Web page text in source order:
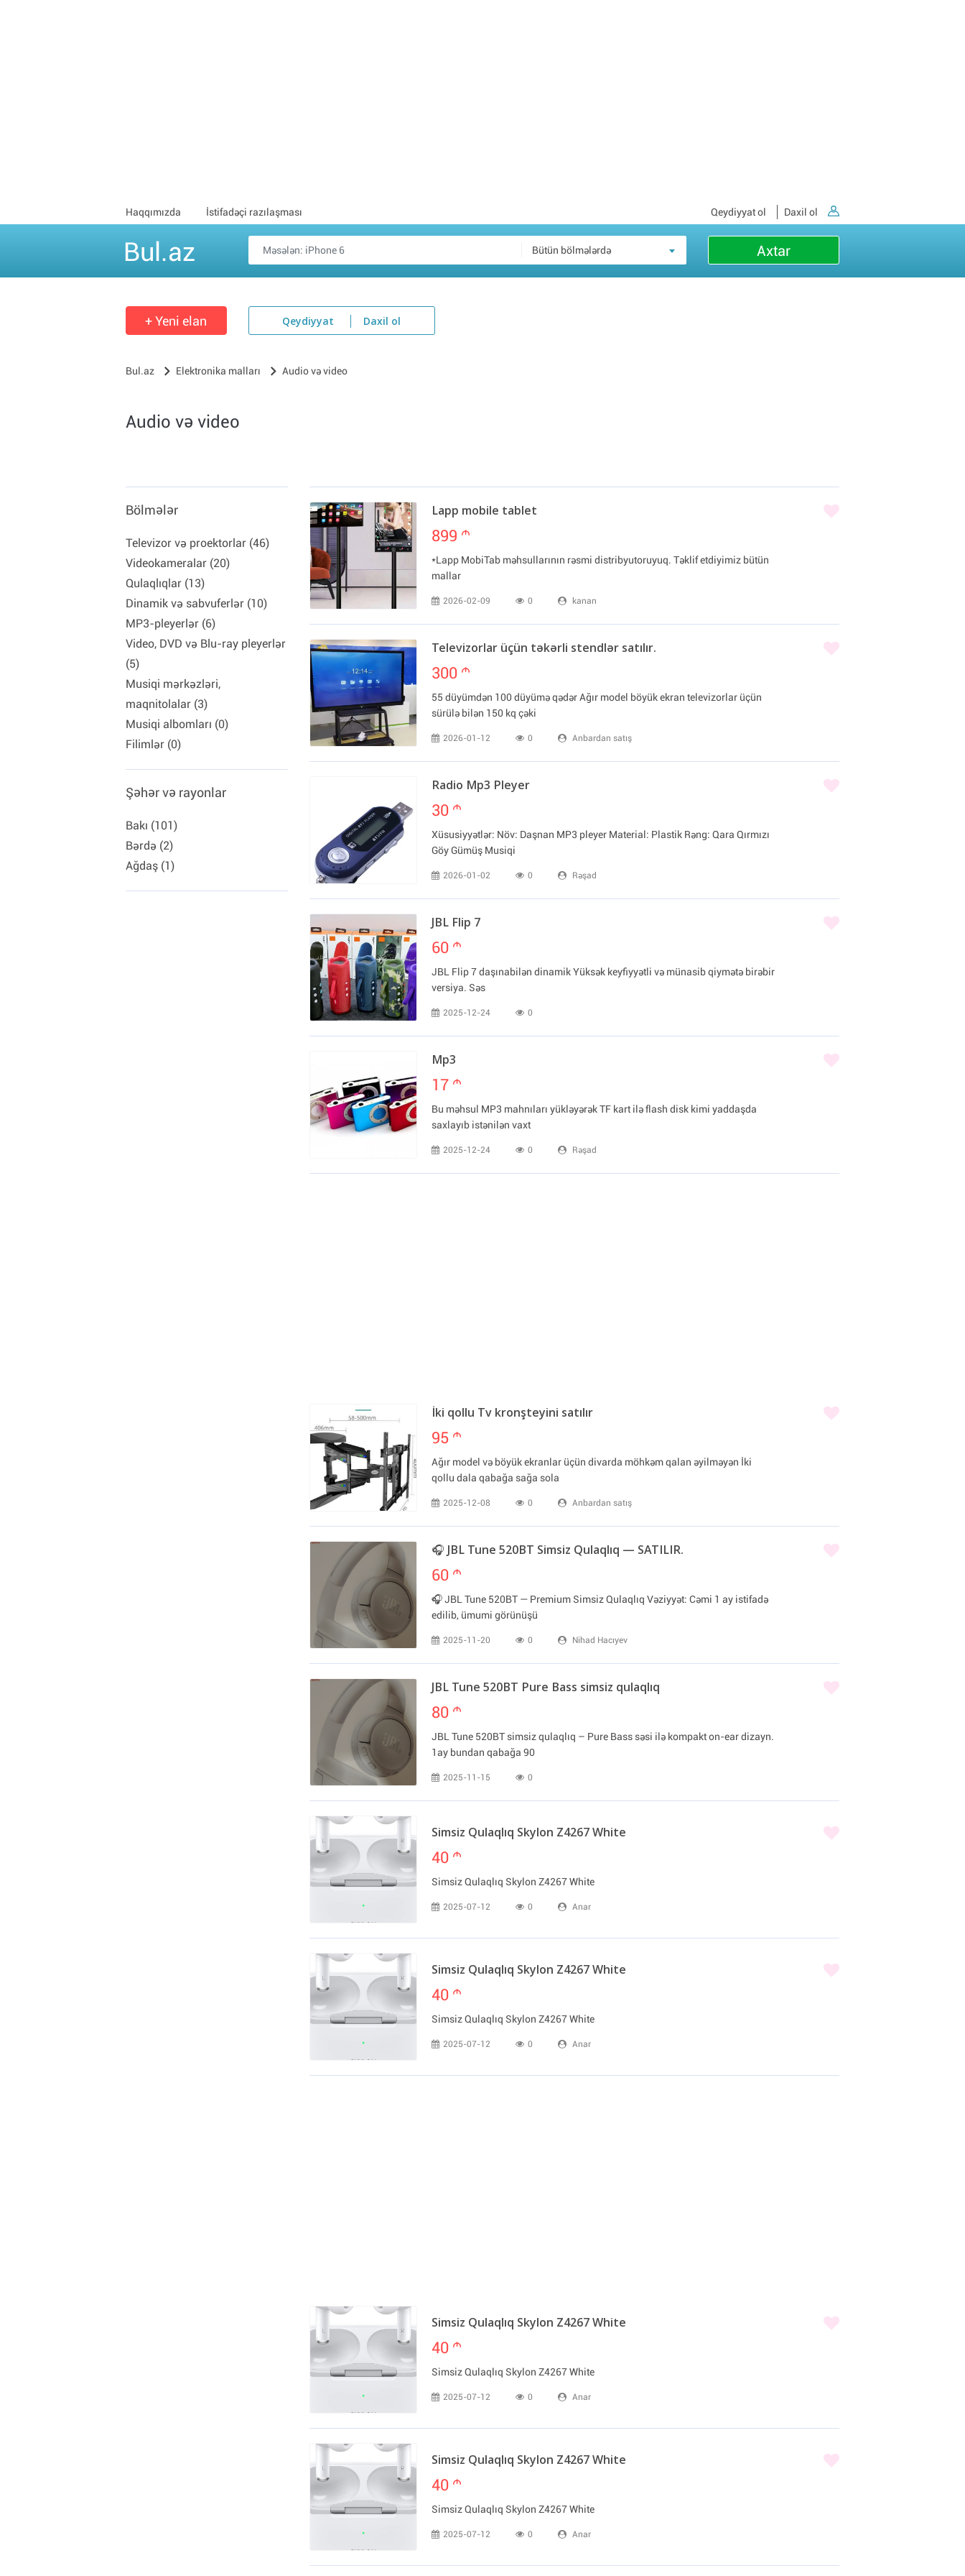
Haqqımızda İstifadəçi razılaşması Qeydiyyat ol Daxil ol
Bul.az Bütün bölmələrdə Axtar
+ Yeni elan Qeydiyyat Daxil ol
Bul.az Elektronika malları Audio və video
Audio və video
Bölmələr
Televizor və proektorlar (46)
Videokameralar (20)
Qulaqlıqlar (13)
Dinamik və sabvuferlər (10)
MP3-pleyerlər (6)
Video, DVD və Blu-ray pleyerlər
(5)
Musiqi mərkəzləri,
maqnitolalar (3)
Musiqi albomları (0)
Filimlər (0)
Şəhər və rayonlar
Bakı (101)
Bərdə (2)
Ağdaş (1)
Lapp mobile tablet
899 m
*Lapp MobiTab məhsullarının rəsmi distribyutoruyuq. Təklif etdiyimiz bütün
mallar
2026-02-09 0 kanan
Televizorlar üçün təkərli stendlər satılır.
300 m
55 düyümdən 100 düyümə qədər Ağır model böyük ekran televizorlar üçün
sürülə bilən 150 kq çəki
2026-01-12 0 Anbardan satış
Radio Mp3 Pleyer
30 m
Xüsusiyyətlər: Növ: Daşnan MP3 pleyer Material: Plastik Rəng: Qara Qırmızı
Göy Gümüş Musiqi
2026-01-02 0 Rəşad
JBL Flip 7
60 m
JBL Flip 7 daşınabilən dinamik Yüksək keyfiyyətli və münasib qiymətə birəbir
versiya. Səs
2025-12-24 0
Mp3
17 m
Bu məhsul MP3 mahnıları yükləyərək TF kart ilə flash disk kimi yaddaşda
saxlayıb istənilən vaxt
2025-12-24 0 Rəşad
İki qollu Tv kronşteyini satılır
95 m
Ağır model və böyük ekranlar üçün divarda möhkəm qalan əyilməyən İki
qollu dala qabağa sağa sola
2025-12-08 0 Anbardan satış
🎧 JBL Tune 520BT Simsiz Qulaqlıq — SATILIR.
60 m
🎧 JBL Tune 520BT — Premium Simsiz Qulaqlıq Vəziyyət: Cəmi 1 ay istifadə
edilib, ümumi görünüşü
2025-11-20 0 Nihad Hacıyev
JBL Tune 520BT Pure Bass simsiz qulaqlıq
80 m
JBL Tune 520BT simsiz qulaqlıq – Pure Bass səsi ilə kompakt on-ear dizayn.
1ay bundan qabağa 90
2025-11-15 0
Simsiz Qulaqlıq Skylon Z4267 White
40 m
Simsiz Qulaqlıq Skylon Z4267 White
2025-07-12 0 Anar
Simsiz Qulaqlıq Skylon Z4267 White
40 m
Simsiz Qulaqlıq Skylon Z4267 White
2025-07-12 0 Anar
Simsiz Qulaqlıq Skylon Z4267 White
40 m
Simsiz Qulaqlıq Skylon Z4267 White
2025-07-12 0 Anar
Simsiz Qulaqlıq Skylon Z4267 White
40 m
Simsiz Qulaqlıq Skylon Z4267 White
2025-07-12 0 Anar